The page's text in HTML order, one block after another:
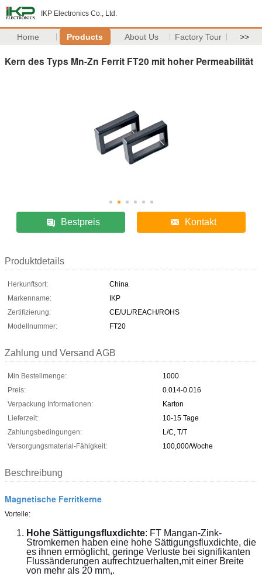
IKP Electronics Co., Ltd.
Home Products About Us Factory Tour >>
Kern des Typs Mn-Zn Ferrit FT20 mit hoher Permeabilität
Bestpreis Kontakt
Produktdetails
Herkunftsort:
China
Markenname:
IKP
Zertifizierung:
CE/UL/REACH/ROHS
Modellnummer:
FT20
Zahlung und Versand AGB
Min Bestellmenge:
1000
Preis:
0.014-0.016
Verpackung Informationen:
Karton
Lieferzeit:
10-15 Tage
Zahlungsbedingungen:
L/C, T/T
Versorgungsmaterial-Fähigkeit:
100,000/Woche
Beschreibung
Magnetische Ferritkerne
Vorteile:
Hohe Sättigungsfluxdichte: FT Mangan-Zink-
Stromkernen haben eine hohe Sättigungsfluxdichte, die
es ihnen ermöglicht, geringe Verluste bei signifikanten
Flussänderungen aufrechtzuerhalten,mit einer Breite
von mehr als 20 mm,.